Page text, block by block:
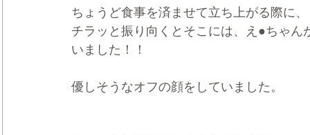
ちょうど食事を済ませて立ち上がる際に、
チラッと振り向くとそこには、え●ちゃん
いました！！
優しそうなオフの顔をしていました。